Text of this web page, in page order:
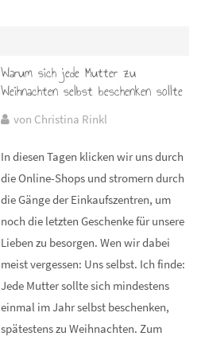
Warum sich jede Mutter zu
Weihnachten selbst beschenken sollte
von Christina Rinkl
In diesen Tagen klicken wir uns durch
die Online-Shops und stromern durch
die Gänge der Einkaufszentren, um
noch die letzten Geschenke für unsere
Lieben zu besorgen. Wen wir dabei
meist vergessen: Uns selbst. Ich finde:
Jede Mutter sollte sich mindestens
einmal im Jahr selbst beschenken,
spätestens zu Weihnachten. Zum